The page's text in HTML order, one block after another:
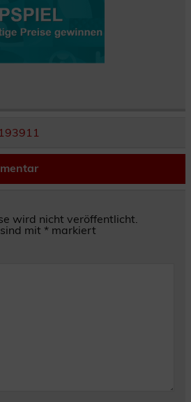
wird nicht veröffentlicht.
mit * markiert